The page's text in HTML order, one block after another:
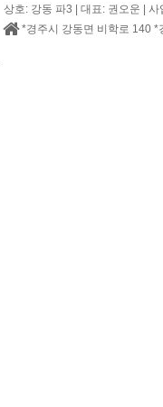
상호: 강동 파3 | 대표: 권오운 |
*경주시 강동면 비학로 140